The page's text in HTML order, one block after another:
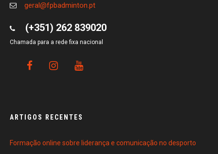
geral@fpbadminton.pt
(+351) 262 839020
Chamada para a rede fixa nacional
ARTIGOS RECENTES
Formação online sobre liderança e comunicação no desporto